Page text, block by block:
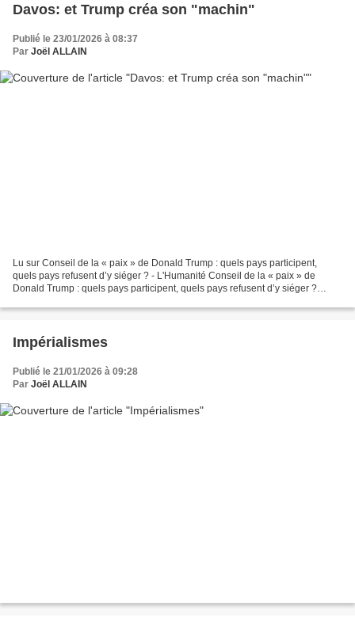
Davos: et Trump créa son "machin"
Publié le 23/01/2026 à 08:37
Par Joël ALLAIN
Lu sur Conseil de la « paix » de Donald Trump : quels pays participent,
quels pays refusent d’y siéger ? - L'Humanité Conseil de la « paix » de
Donald Trump : quels pays participent, quels pays refusent d’y siéger ?
Impérialismes
Publié le 21/01/2026 à 09:28
Par Joël ALLAIN